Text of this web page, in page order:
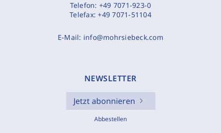
Telefon: +49 7071-923-0
Telefax:+49 7071-51104
E-Mail: info@mohrsiebeck.com
NEWSLETTER
Jetzt abonnieren
Abbestellen